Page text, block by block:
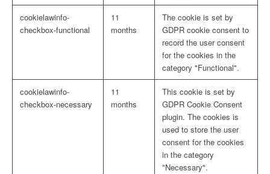
cookielawinfo-
checkbox-functional
11
months
The cookie is set by
GDPR cookie consent to
record the user consent
for the cookies in the
category "Functional".
cookielawinfo-
checkbox-necessary
11
months
This cookie is set by
GDPR Cookie Consent
plugin. The cookies is
used to store the user
consent for the cookies
in the category
"Necessary".